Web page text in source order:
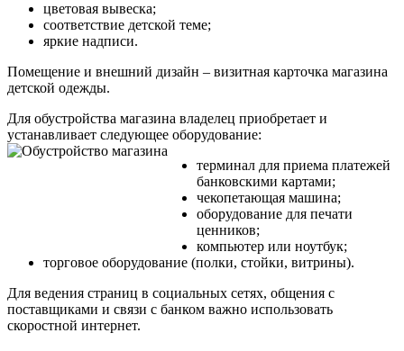
цветовая вывеска;
соответствие детской теме;
яркие надписи.
Помещение и внешний дизайн – визитная карточка магазина
детской одежды.
Для обустройства магазина владелец приобретает и
устанавливает следующее оборудование:
терминал для приема платежей
банковскими картами;
чекопетающая машина;
оборудование для печати
ценников;
компьютер или ноутбук;
торговое оборудование (полки, стойки, витрины).
Для ведения страниц в социальных сетях, общения с
поставщиками и связи с банком важно использовать
скоростной интернет.